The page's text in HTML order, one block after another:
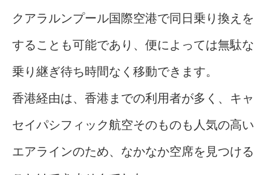
クアラルンプール国際空港で同日乗り換えを
することも可能であり、便によっては無駄な
乗り継ぎ待ち時間なく移動できます。
香港経由は、香港までの利用者が多く、キャ
セイパシフィック航空そのものも人気の高い
エアラインのため、なかなか空席を見つける